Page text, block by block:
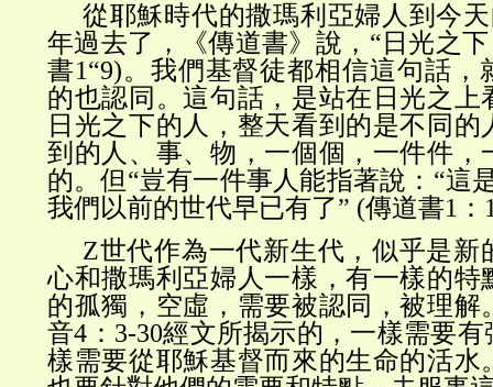
從耶穌時代的撒瑪利亞婦人到今
年過去了，《傳道書》說，“日光之
書1“9)。我們基督徒都相信這句話，
的也認同。這句話，是站在日光之上
日光之下的人，整天看到的是不同的
到的人、事、物，一個個，一件件，
的。但“豈有一件事人能指著說：“這
我們以前的世代早已有了” (傳道書1：
Z世代作為一代新生代，似乎是新
心和撒瑪利亞婦人一樣，有一樣的特
的孤獨，空虛，需要被認同，被理解
音4：3-30經文所揭示的，一樣需要
樣需要從耶穌基督而來的生命的活水